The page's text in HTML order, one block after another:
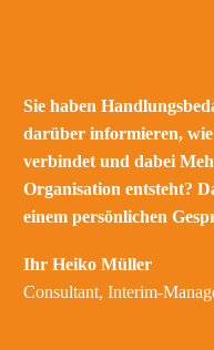
Sie haben
darüber informieren,
verbindet und dabei
Organisation entsteht?
einem persönlichen
Ihr Heiko Müller
Consultant, Interim-